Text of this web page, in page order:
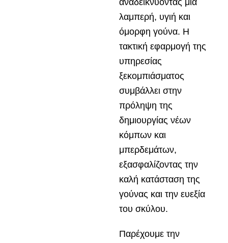
αναδεικνύοντας μια
λαμπερή, υγιή και
όμορφη γούνα. Η
τακτική εφαρμογή της
υπηρεσίας
ξεκομπιάσματος
συμβάλλει στην
πρόληψη της
δημιουργίας νέων
κόμπων και
μπερδεμάτων,
εξασφαλίζοντας την
καλή κατάσταση της
γούνας και την ευεξία
του σκύλου.
Παρέχουμε την